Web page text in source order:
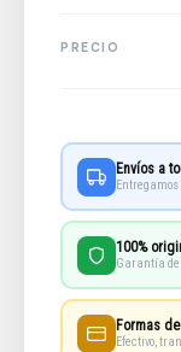
Envíos a
Entregamos
100%
Garantía
Formas
Efectivo,